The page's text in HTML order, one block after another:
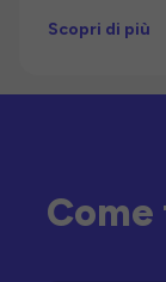
Scopri di più
Come